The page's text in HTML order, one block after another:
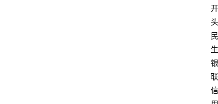
开
头
民
生
银
联
信